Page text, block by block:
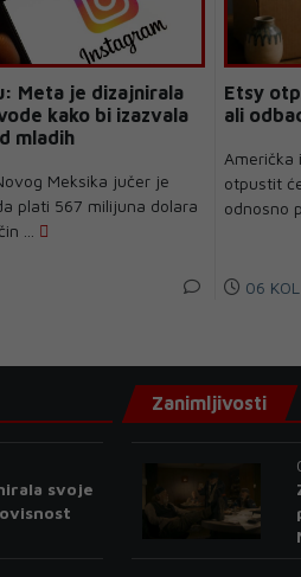
Meta je dizajnirala
kako bi izazvala
mladih
Meksika jučer je
plati 567 milijuna dolara
...
Etsy
ali
otpustit
odnosno
06
svoje
Zanimljivosti